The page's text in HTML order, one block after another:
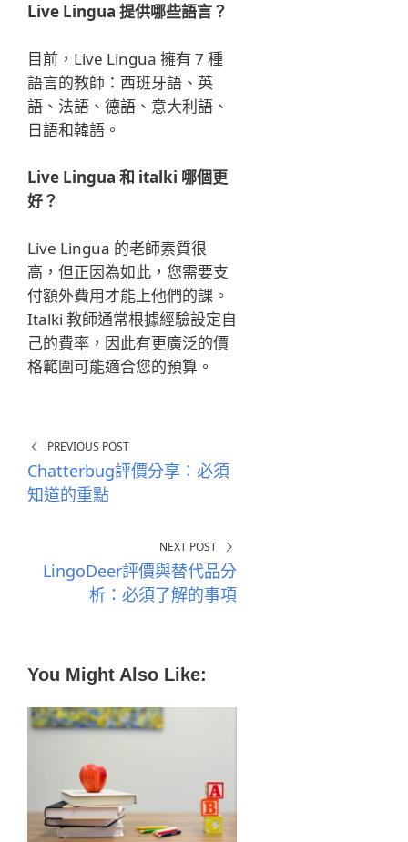
Live Lingua 提供哪些語言？
目前，Live Lingua 擁有 7 種
語言的教師：西班牙語、英
語、法語、德語、意大利語、
日語和韓語。
Live Lingua 和 italki 哪個更
好？
Live Lingua 的老師素質很
高，但正因為如此，您需要支
付額外費用才能上他們的課。
Italki 教師通常根據經驗設定自
己的費率，因此有更廣泛的價
格範圍可能適合您的預算。
PREVIOUS POST
Chatterbug評價分享：必須
知道的重點
NEXT POST
LingoDeer評價與替代品分
析：必須了解的事項
You Might Also Like: